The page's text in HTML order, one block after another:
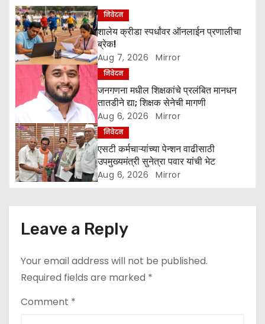
a
t
i
n
निवेदन
शालेय क्रीडा स्पर्धांवर ऑनलाईन प्रणालीचा
ब्रेक!
Aug 7, 2026 Mirror
निवेदन
जनगणना मधील शिक्षकांचे प्रलंबित मानधन
तातडीने द्या; शिक्षक सेनेची मागणी
Aug 6, 2026 Mirror
निवेदन
एसटी कर्मचाऱ्यांच्या पेन्शन वाढीसाठी
उपमुख्यमंत्री सुनेत्रा पवार यांची भेट
Aug 6, 2026 Mirror
Leave a Reply
Your email address will not be published.
Required fields are marked *
Comment *